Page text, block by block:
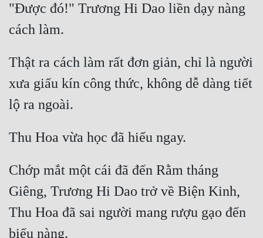
"Được đó!" Trương Hi Dao liền dạy nàng
Thật ra cách làm rất đơn giản, chỉ là người
xưa giấu kín công thức, không dễ dàng tiết
Chớp mắt một cái đã đến Rằm tháng
Giêng, Trương Hi Dao trở về Biện Kinh,
Thu Hoa đã sai người mang rượu gạo đến